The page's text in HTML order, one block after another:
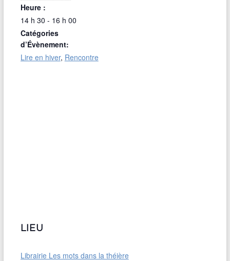
Heure :
14 h 30 - 16 h 00
Catégories
d’Évènement:
Lire en hiver, Rencontre
LIEU
Librairie Les mots dans la théière